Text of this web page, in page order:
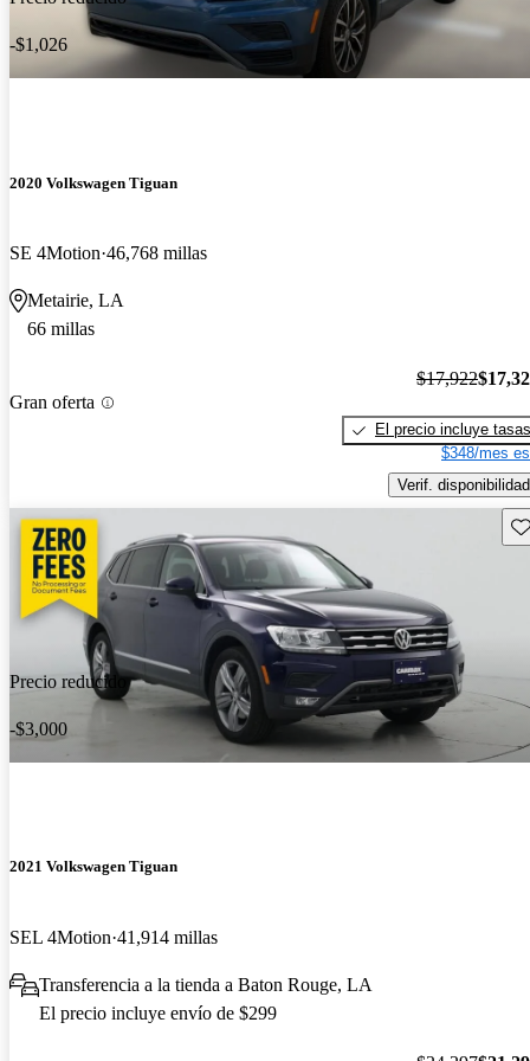
-$1,026
2020 Volkswagen Tiguan
SE 4Motion 46,768 millas
Metairie, LA
66 millas
Gran oferta
$17,922
El precio incluye tasas
$348/mes
Verif. disponibilidad
Precio reducido
-$3,000
2021 Volkswagen Tiguan
SEL 4Motion 41,914 millas
Transferencia a la tienda a Baton Rouge, LA
El precio incluye envío de $299